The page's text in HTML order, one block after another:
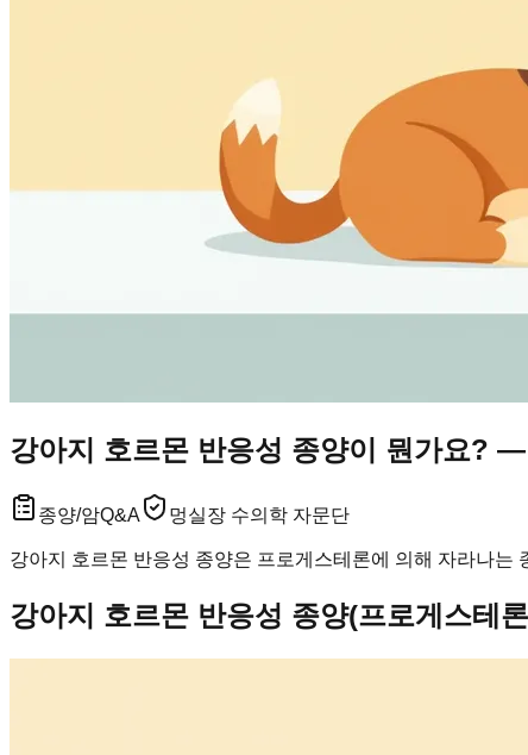
강아지 호르몬 반응성 종양이 뭔가요?
종양/암Q&A 멍실장 수의학 자문단
강아지 호르몬 반응성 종양은 프로게스테론에 의해 자라나는
강아지 호르몬 반응성 종양(프로게스테